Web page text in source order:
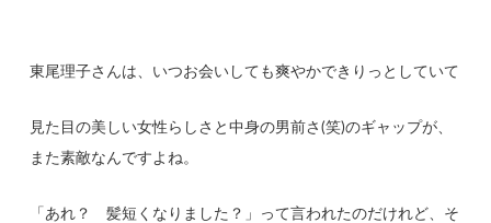
東尾理子さんは、いつお会いしても爽やかできりっとしていて
見た目の美しい女性らしさと中身の男前さ(笑)のギャップが、
また素敵なんですよね。
「あれ？ 髪短くなりました？」って言われたのだけれど、そ